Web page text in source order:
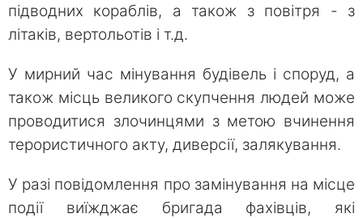
підводних кораблів, а також з повітря - з
літаків, вертольотів і т.д.
У мирний час мінування будівель і споруд, а
також місць великого скупчення людей може
проводитися злочинцями з метою вчинення
терористичного акту, диверсії, залякування.
У разі повідомлення про замінування на місце
події виїжджає бригада фахівців, які